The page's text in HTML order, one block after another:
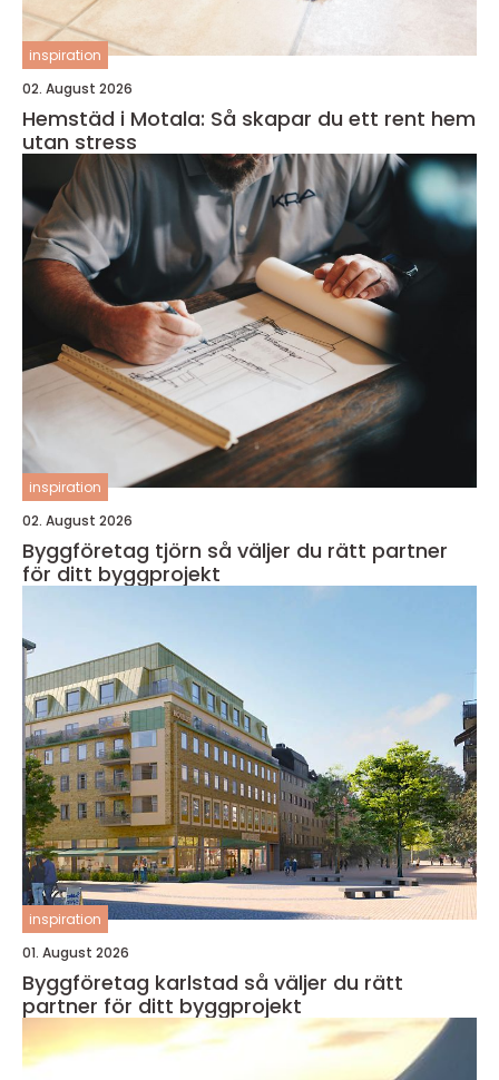
inspiration
02. August 2026
Hemstäd i Motala: Så skapar du ett rent hem
utan stress
inspiration
02. August 2026
Byggföretag tjörn så väljer du rätt partner
för ditt byggprojekt
inspiration
01. August 2026
Byggföretag karlstad så väljer du rätt
partner för ditt byggprojekt